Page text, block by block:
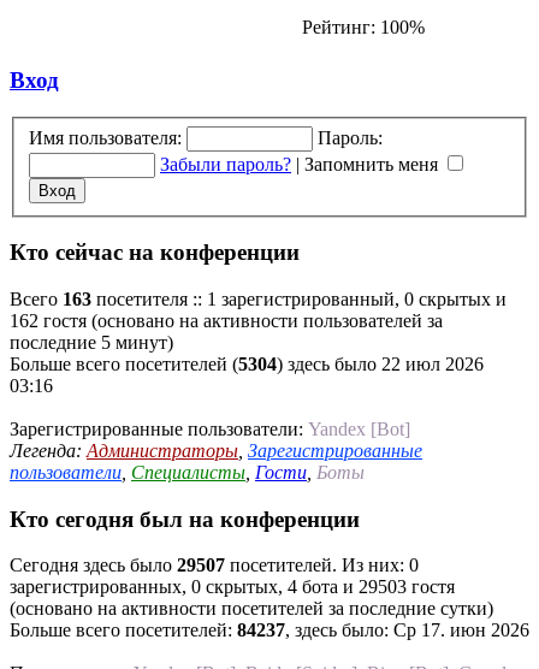
Рейтинг: 100%
Вход
Имя пользователя:
Пароль:
Забыли пароль? | Запомнить меня
Кто сейчас на конференции
Всего 163 посетителя :: 1 зарегистрированный, 0 скрытых и
162 гостя (основано на активности пользователей за
последние 5 минут)
Больше всего посетителей (5304) здесь было 22 июл 2026
03:16
Зарегистрированные пользователи: Yandex [Bot]
Легенда: Администраторы Зарегистрированные
пользователи Специалисты Гости Боты
Кто сегодня был на конференции
Сегодня здесь было 29507 посетителей. Из них: 0
зарегистрированных, 0 скрытых, 4 бота и 29503 гостя
(основано на активности посетителей за последние сутки)
Больше всего посетителей: 84237, здесь было: Ср 17. июн 2026